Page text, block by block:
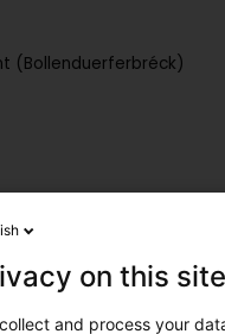
(Bollenduerferbréck)
on this site
and process your